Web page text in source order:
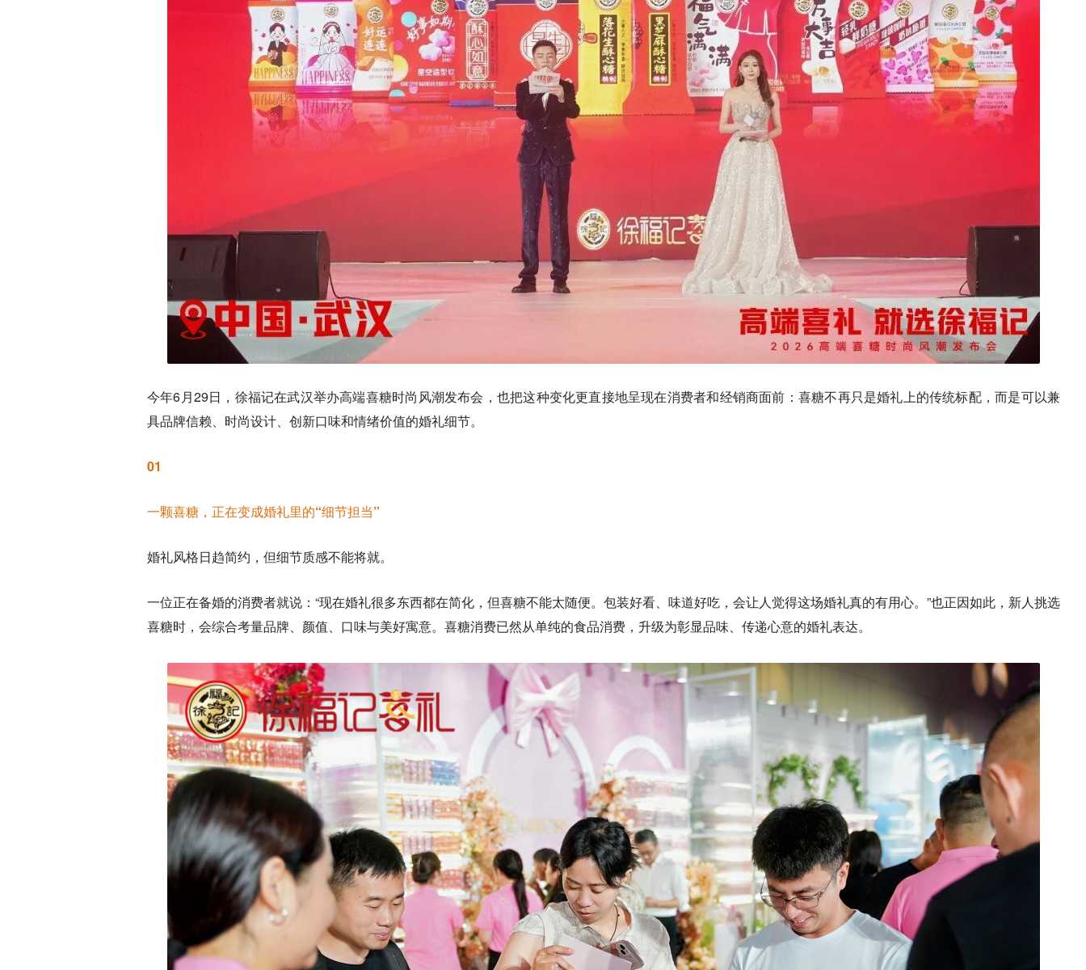
今年6月29日，徐福记在武汉举办高端喜糖时尚风潮发布会，也把这种变化更直接地呈现在消费者和经销商面前：喜糖不再只是婚礼上的传统标配，而是可以兼
具品牌信赖、时尚设计、创新口味和情绪价值的婚礼细节。
01
一颗喜糖，正在变成婚礼里的“细节担当”
婚礼风格日趋简约，但细节质感不能将就。
一位正在备婚的消费者就说：“现在婚礼很多东西都在简化，但喜糖不能太随便。包装好看、味道好吃，会让人觉得这场婚礼真的有用心。”也正因如此，新人挑选
喜糖时，会综合考量品牌、颜值、口味与美好寓意。喜糖消费已然从单纯的食品消费，升级为彰显品味、传递心意的婚礼表达。